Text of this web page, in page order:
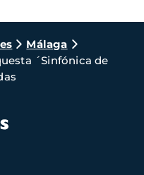
Málaga
´Sinfónica de